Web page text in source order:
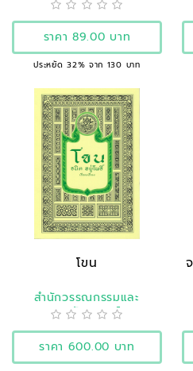
ราคา 89.00 บาท
ประหยัด 32% จาก 130 บาท
โขน
สำนักวรรณกรรมและ
ประวัติศาสตร์
ราคา 600.00 บาท